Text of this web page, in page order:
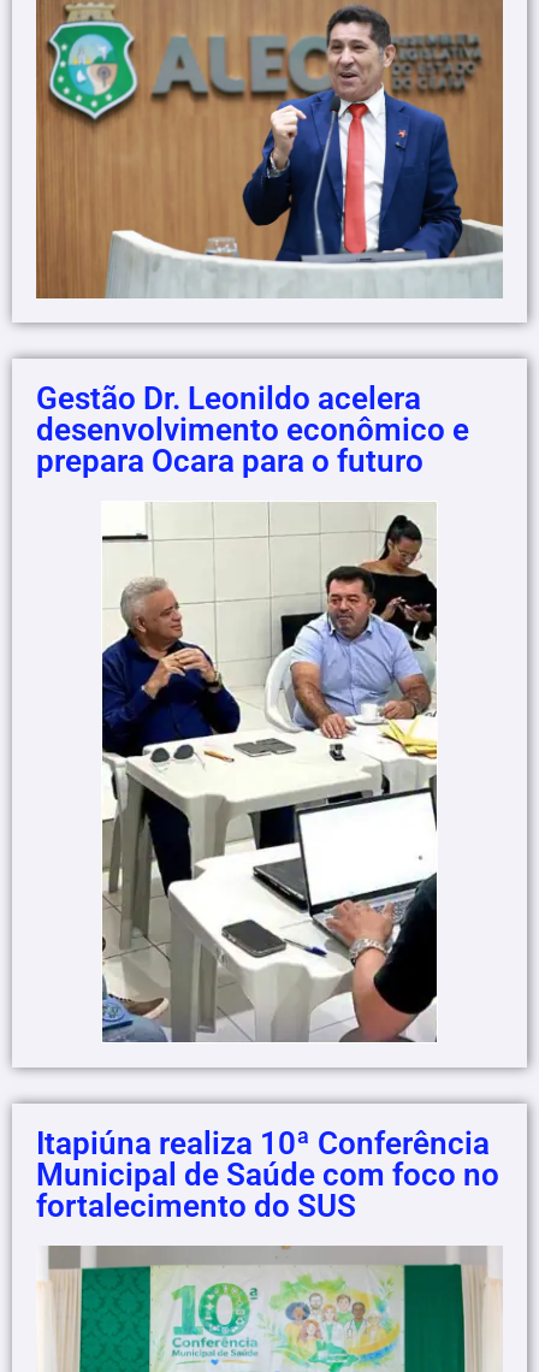
Gestão Dr. Leonildo acelera
desenvolvimento econômico e
prepara Ocara para o futuro
Itapiúna realiza 10ª Conferência
Municipal de Saúde com foco no
fortalecimento do SUS